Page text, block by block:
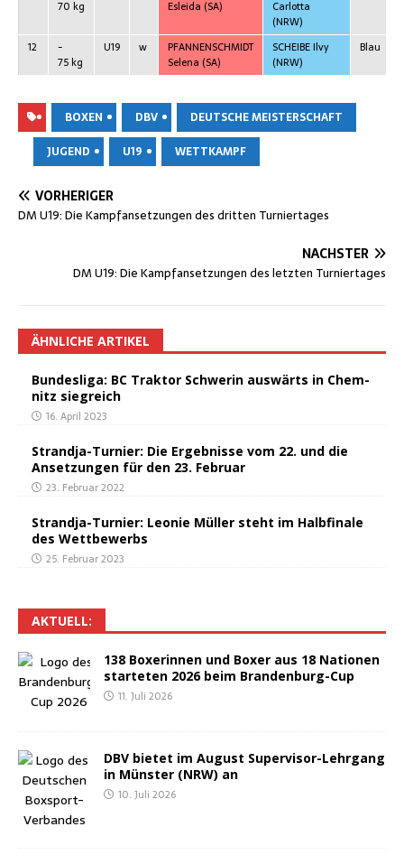
70 kg Eslei­da (SA)
Car­lot­ta
(NRW)
12
-
75 kg
U19 w
PFANNENSCHMIDT
Sele­na (SA)
SCHEIBE Ilvy
(NRW)
Blau
BOXEN DBV
DEUTSCHE MEISTERSCHAFT
JUGEND
U19 WETTKAMPF
VORHERIGER
DM U19: Die Kampf­an­set­zun­gen des drit­ten Turniertages
NÄCHSTER
DM U19: Die Kampf­an­set­zun­gen des letz­ten Turniertages
ÄHNLICHE ARTIKEL
Bun­des­li­ga: BC Trak­tor Schwe­rin aus­wärts in Chem­
nitz siegreich
16. April 2023
Strand­ja-Tur­nier: Die Ergeb­nis­se vom 22. und die
Anset­zun­gen für den 23. Februar
23. Februar 2022
Strand­ja-Tur­nier: Leo­nie Mül­ler steht im Halb­fi­na­le
des Wettbewerbs
25. Februar 2023
AKTU­ELL:
138 Boxe­rin­nen und Boxer aus 18 Natio­nen
star­te­ten 2026 beim Brandenburg-Cup
11. Juli 2026
DBV bie­tet im August Super­vi­sor-Lehr­gang
in Müns­ter (NRW) an
10. Juli 2026